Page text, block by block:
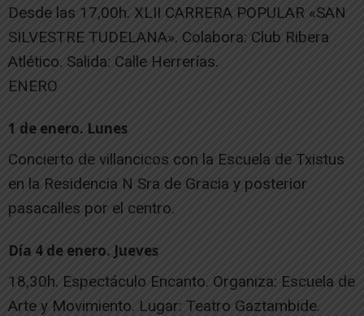
Desde las 17,00h. XLII CARRERA POPULAR «SAN
SILVESTRE TUDELANA». Colabora: Club Ribera
Atlético. Salida: Calle Herrerías.
ENERO
1 de enero. Lunes
Concierto de villancicos con la Escuela de Txistus
en la Residencia N Sra de Gracia y posterior
pasacalles por el centro.
Día 4 de enero. Jueves
18,30h. Espectáculo Encanto. Organiza: Escuela de
Arte y Movimiento. Lugar: Teatro Gaztambide.